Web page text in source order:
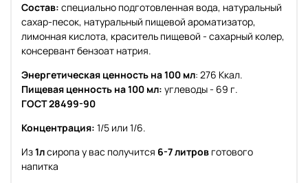
Состав: специально подготовленная вода, натуральный
сахар-песок, натуральный пищевой ароматизатор,
лимонная кислота, краситель пищевой - сахарный колер,
консервант бензоат натрия.
Энергетическая ценность на 100 мл: 276 Ккал.
Пищевая ценность на 100 мл: углеводы - 69 г.
ГОСТ 28499-90
Концентрация: 1/5 или 1/6.
Из1лсиропа у вас получится 6-7 литров готового
напитка